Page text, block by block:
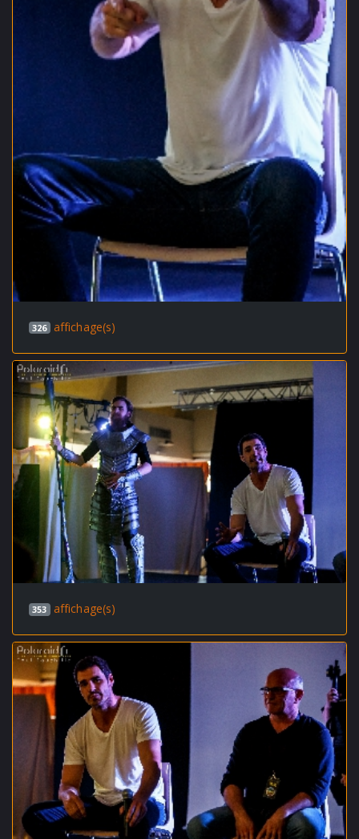
326 affichage(s)
353 affichage(s)